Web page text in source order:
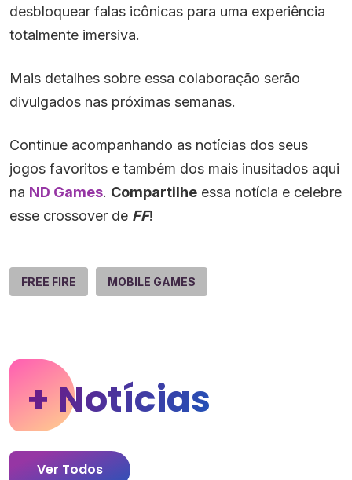
desbloquear falas icônicas para uma experiência
totalmente imersiva.
Mais detalhes sobre essa colaboração serão
divulgados nas próximas semanas.
Continue acompanhando as notícias dos seus
jogos favoritos e também dos mais inusitados aqui
na ND Games. Compartilhe essa notícia e celebre
esse crossover de FF!
FREE FIRE MOBILE GAMES
+ Notícias
Ver Todos